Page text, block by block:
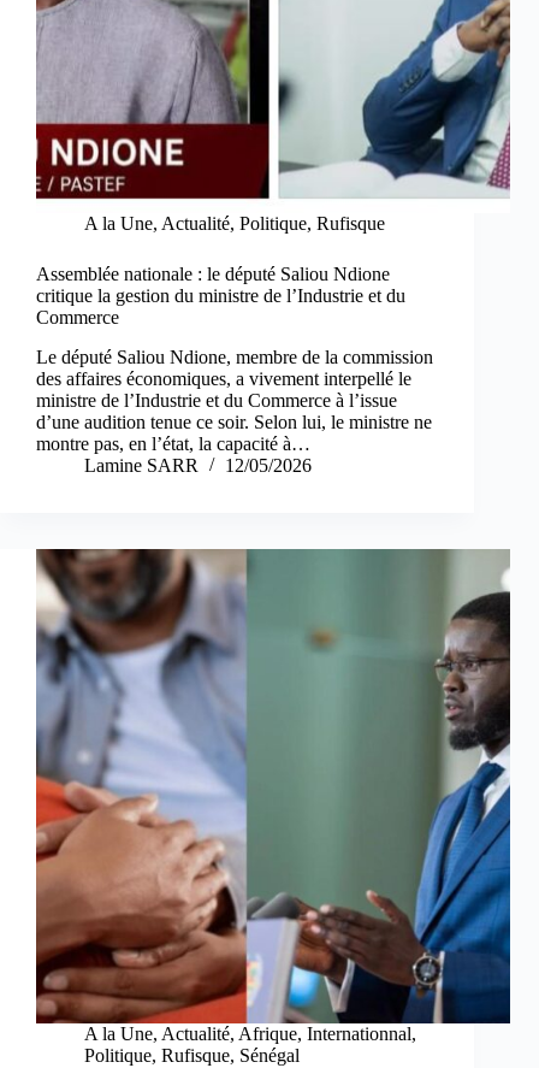
A la Une, Actualité, Politique, Rufisque
Assemblée nationale : le député Saliou Ndione
critique la gestion du ministre de l’Industrie et du
Commerce
Le député Saliou Ndione, membre de la commission
des affaires économiques, a vivement interpellé le
ministre de l’Industrie et du Commerce à l’issue
d’une audition tenue ce soir. Selon lui, le ministre ne
montre pas, en l’état, la capacité à…
Lamine SARR
12/05/2026
A la Une, Actualité, Afrique, Internationnal,
Politique, Rufisque, Sénégal